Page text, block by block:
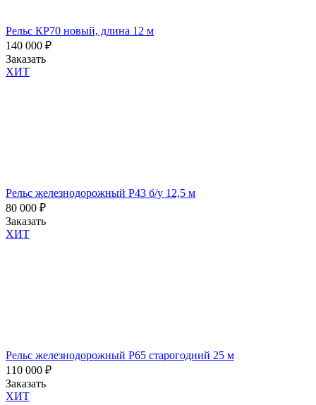
я
ознакомлен
и
согласен
с
Рельс КР70 новый, длина 12 м
140 000 ₽
Заказать
ХИТ
Рельс железнодорожный Р43 б/у 12,5 м
80 000 ₽
Заказать
ХИТ
Рельс железнодорожный Р65 старогодний 25 м
110 000 ₽
Заказать
ХИТ